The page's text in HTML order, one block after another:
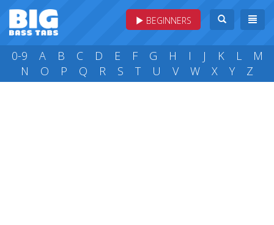
BEGINNERS
0-9 A B C D E F G H I J K L
M
N
O P Q R S T U V W X Y Z